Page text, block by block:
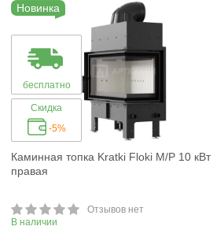
Новинка
бесплатно
Скидка
-5%
Каминная топка Kratki Floki M/P 10 кВт
правая
Отзывов нет
В наличии